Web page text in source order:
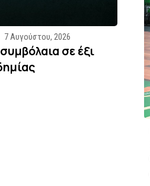
7 Αυγούστου, 2026
σε έξι